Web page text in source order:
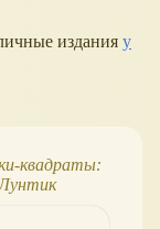
издания у
квадраты: